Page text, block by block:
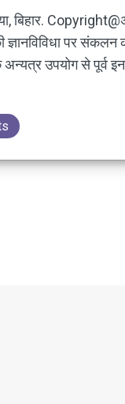
बिहार.
पर संकलन
उपयोग से पूर्व